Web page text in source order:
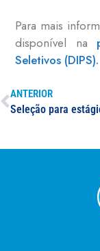
Para mais
disponível na
Seletivos (DIPS).
ANTERIOR